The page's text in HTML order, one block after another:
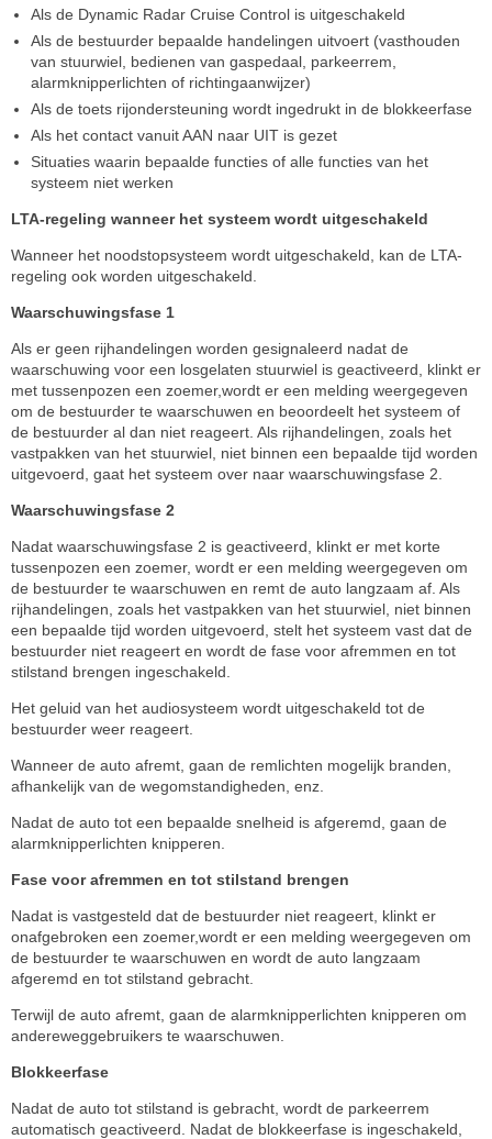
Als de Dynamic Radar Cruise Control is uitgeschakeld
Als de bestuurder bepaalde handelingen uitvoert (vasthouden
van stuurwiel, bedienen van gaspedaal, parkeerrem,
alarmknipperlichten of richtingaanwijzer)
Als de toets rijondersteuning wordt ingedrukt in de blokkeerfase
Als het contact vanuit AAN naar UIT is gezet
Situaties waarin bepaalde functies of alle functies van het
systeem niet werken
LTA-regeling wanneer het systeem wordt uitgeschakeld
Wanneer het noodstopsysteem wordt uitgeschakeld, kan de LTA-
regeling ook worden uitgeschakeld.
Waarschuwingsfase 1
Als er geen rijhandelingen worden gesignaleerd nadat de
waarschuwing voor een losgelaten stuurwiel is geactiveerd, klinkt er
met tussenpozen een zoemer,wordt er een melding weergegeven
om de bestuurder te waarschuwen en beoordeelt het systeem of
de bestuurder al dan niet reageert. Als rijhandelingen, zoals het
vastpakken van het stuurwiel, niet binnen een bepaalde tijd worden
uitgevoerd, gaat het systeem over naar waarschuwingsfase 2.
Waarschuwingsfase 2
Nadat waarschuwingsfase 2 is geactiveerd, klinkt er met korte
tussenpozen een zoemer, wordt er een melding weergegeven om
de bestuurder te waarschuwen en remt de auto langzaam af. Als
rijhandelingen, zoals het vastpakken van het stuurwiel, niet binnen
een bepaalde tijd worden uitgevoerd, stelt het systeem vast dat de
bestuurder niet reageert en wordt de fase voor afremmen en tot
stilstand brengen ingeschakeld.
Het geluid van het audiosysteem wordt uitgeschakeld tot de
bestuurder weer reageert.
Wanneer de auto afremt, gaan de remlichten mogelijk branden,
afhankelijk van de wegomstandigheden, enz.
Nadat de auto tot een bepaalde snelheid is afgeremd, gaan de
alarmknipperlichten knipperen.
Fase voor afremmen en tot stilstand brengen
Nadat is vastgesteld dat de bestuurder niet reageert, klinkt er
onafgebroken een zoemer,wordt er een melding weergegeven om
de bestuurder te waarschuwen en wordt de auto langzaam
afgeremd en tot stilstand gebracht.
Terwijl de auto afremt, gaan de alarmknipperlichten knipperen om
andereweggebruikers te waarschuwen.
Blokkeerfase
Nadat de auto tot stilstand is gebracht, wordt de parkeerrem
automatisch geactiveerd. Nadat de blokkeerfase is ingeschakeld,